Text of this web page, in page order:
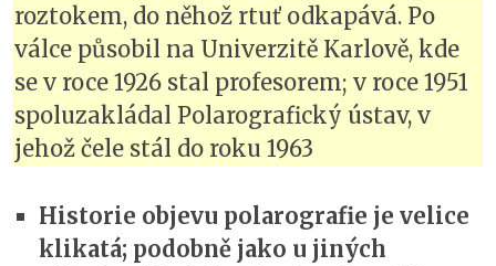
roztokem, do něhož rtuť odkapává. Po
válce působil na Univerzitě Karlově, kde
se v roce 1926 stal profesorem; v roce 1951
spoluzakládal Polarografický ústav, v
jehož čele stál do roku 1963
Historie objevu polarografie je velice
klikatá; podobně jako u jiných